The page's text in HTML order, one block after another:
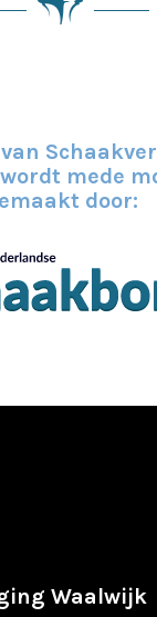
mede
door:
Waalwijk